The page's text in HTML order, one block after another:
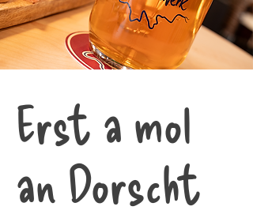
Erst a mol
an Dorscht